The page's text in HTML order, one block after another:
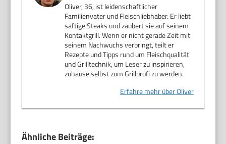
Oliver, 36, ist leidenschaftlicher
Familienvater und Fleischliebhaber. Er liebt
saftige Steaks und zaubert sie auf seinem
Kontaktgrill. Wenn er nicht gerade Zeit mit
seinem Nachwuchs verbringt, teilt er
Rezepte und Tipps rund um Fleischqualität
und Grilltechnik, um Leser zu inspirieren,
zuhause selbst zum Grillprofi zu werden.
Erfahre mehr über Oliver
Ähnliche Beiträge: